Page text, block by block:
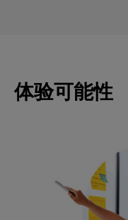
体验可能性